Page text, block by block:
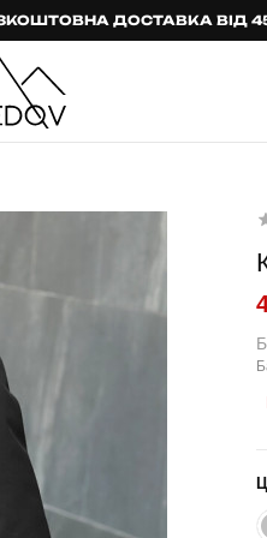
ДОСТАВКА ВІД 4500
Тактичні рукавиці
Тактичні шкарпетки
ТЕРМО-КОМПЛЕКТИ
ФУТБОЛКИ І СОРОЧКИ